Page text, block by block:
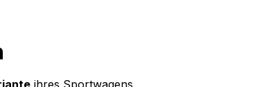
ihres Sportwagens